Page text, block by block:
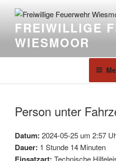
FREIWILLIGE
WIESMOOR
Person unter
Datum: 2024-05-25 um 2:57
Dauer: 1 Stunde 14 Minuten
Einsatzart: Technische